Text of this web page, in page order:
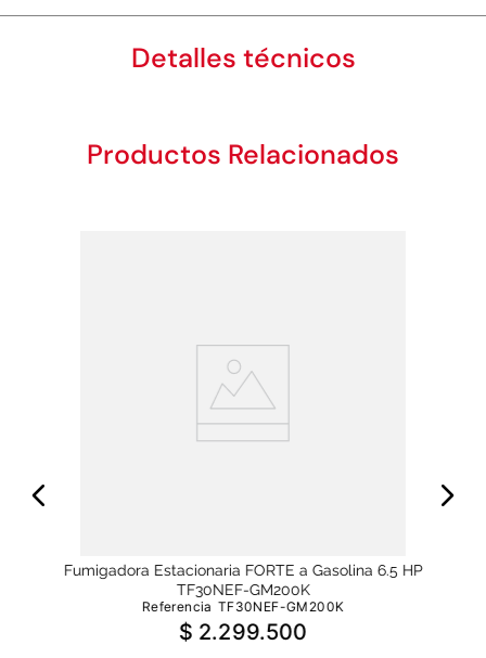
Detalles técnicos
Productos Relacionados
Fumigadora Estacionaria FORTE a Gasolina 6.5 HP
TF30NEF-GM200K
Referencia TF30NEF-GM200K
$ 2.299.500